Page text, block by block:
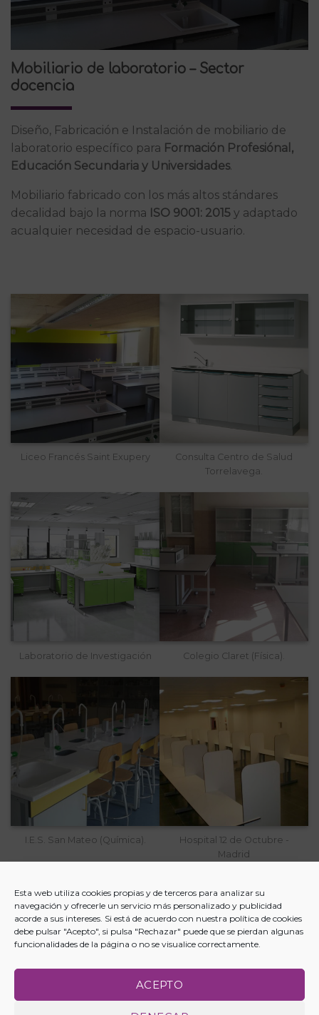
Esta web utiliza cookies propias y de terceros para analizar su
navegación y ofrecerle un servicio más personalizado y publicidad
acorde a sus intereses. Si está de acuerdo con nuestra política de cookies
debe pulsar "Acepto", si pulsa "Rechazar" puede que se pierdan algunas
funcionalidades de la página o no se visualice correctamente.
ACEPTO
Mobiliario de laboratorio – Sector
docencia
Diseño, Fabricación e Instalación de mobiliario de
laboratorio específico para Formación Profesiónal,
Educación Secundaria y Universidades.
Mobiliario fabricado con los más altos stándares
decalidad bajo la norma ISO 9001: 2015 y adaptado
acualquier necesidad de espacio-usuario.
Liceo Francés Saint Exupery
Consulta Centro de Salud
Torrelavega.
Laboratorio de Investigación Colegio Claret (Física).
I.E.S. San Mateo (Química).
Hospital 12 de Octubre -
Madrid